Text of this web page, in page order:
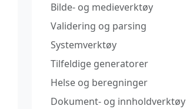
Bilde- og medieverktøy
Validering og parsing
Systemverktøy
Tilfeldige generatorer
Helse og beregninger
Dokument- og innholdverktøy